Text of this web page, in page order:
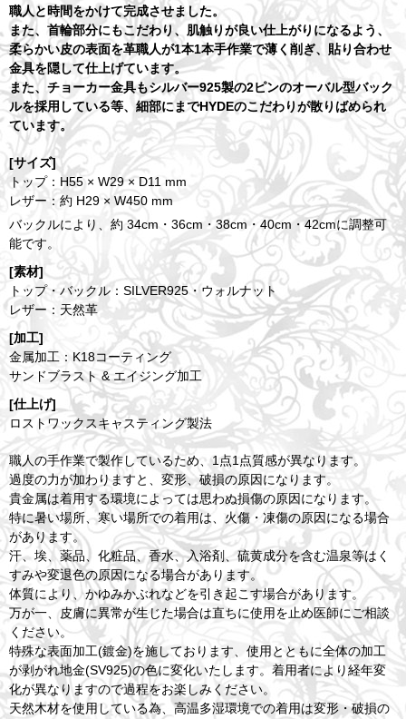
職人と時間をかけて完成させました。
また、首輪部分にもこだわり、肌触りが良い仕上がりになるよう、
柔らかい皮の表面を革職人が1本1本手作業で薄く削ぎ、貼り合わせ
金具を隠して仕上げています。
また、チョーカー金具もシルバー925製の2ピンのオーバル型バック
ルを採用している等、細部にまでHYDEのこだわりが散りばめられ
ています。
[サイズ]
トップ：H55 × W29 × D11 mm
レザー：約 H29 × W450 mm
バックルにより、約 34cm・36cm・38cm・40cm・42cmに調整可
能です。
[素材]
トップ・バックル：SILVER925・ウォルナット
レザー：天然革
[加工]
金属加工：K18コーティング
サンドブラスト & エイジング加工
[仕上げ]
ロストワックスキャスティング製法
職人の手作業で製作しているため、1点1点質感が異なります。
過度の力が加わりますと、変形、破損の原因になります。
貴金属は着用する環境によっては思わぬ損傷の原因になります。
特に暑い場所、寒い場所での着用は、火傷・凍傷の原因になる場合
があります。
汗、埃、薬品、化粧品、香水、入浴剤、硫黄成分を含む温泉等はく
すみや変退色の原因になる場合があります。
体質により、かゆみかぶれなどを引き起こす場合があります。
万が一、皮膚に異常が生じた場合は直ちに使用を止め医師にご相談
ください。
特殊な表面加工(鍍金)を施しております、使用とともに全体の加工
が剥がれ地金(SV925)の色に変化いたします。着用者により経年変
化が異なりますので過程をお楽しみください。
天然木材を使用している為、高温多湿環境での着用は変形・破損の